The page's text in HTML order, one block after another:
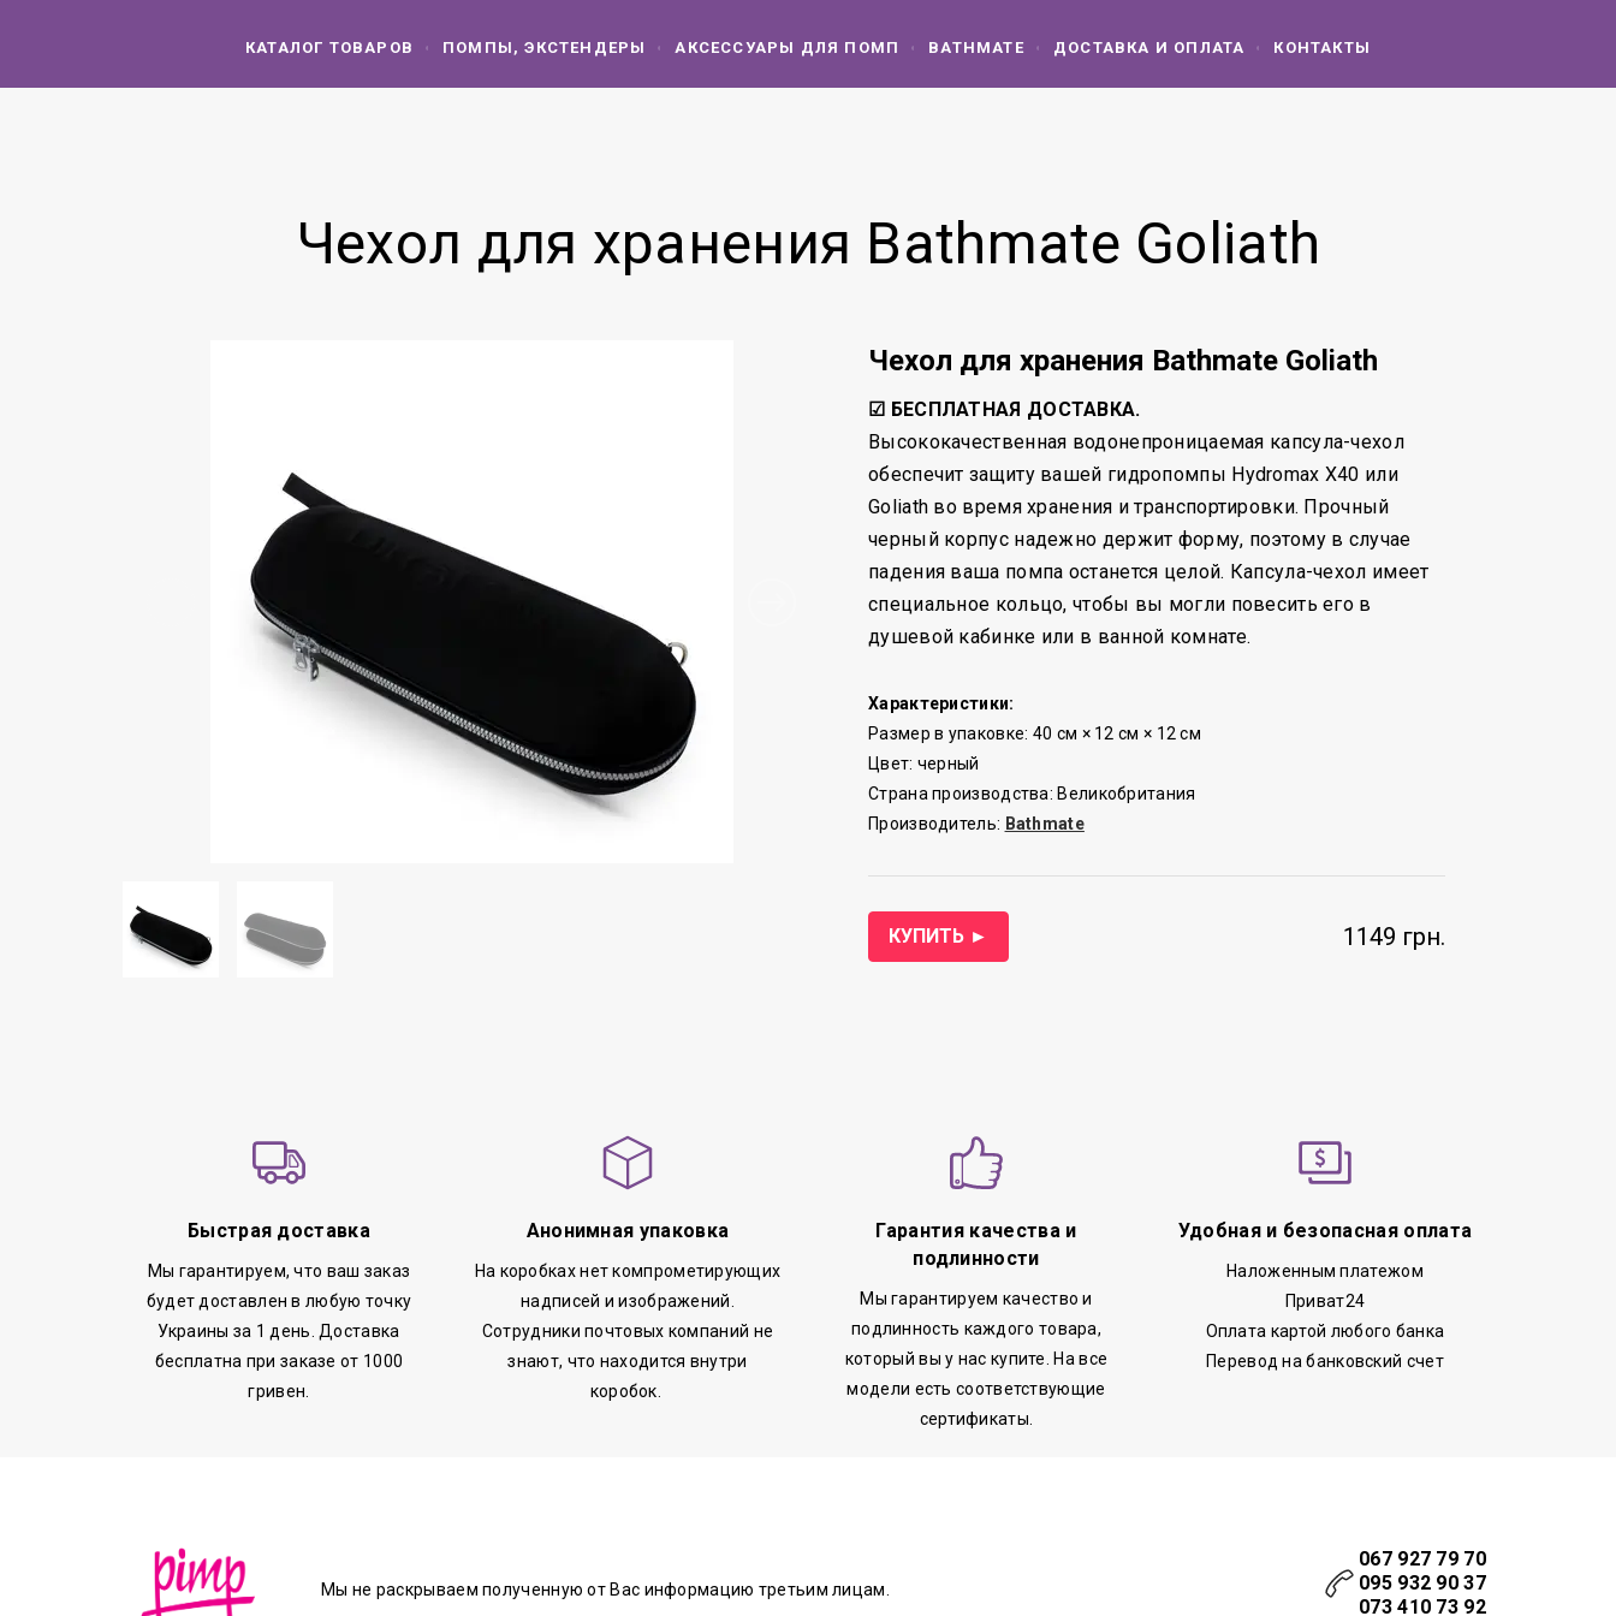
КАТАЛОГ ТОВАРОВ ПОМПЫ, ЭКСТЕНДЕРЫ АКСЕССУАРЫ ДЛЯ ПОМП BATHMATE ДОСТАВКА И ОПЛАТА КОНТАКТЫ
Чехол для хранения Bathmate Goliath
Чехол для хранения Bathmate Goliath
☑ БЕСПЛАТНАЯ ДОСТАВКА.
Высококачественная водонепроницаемая капсула-чехол
обеспечит защиту вашей гидропомпы Hydromax X40 или
Goliath во время хранения и транспортировки. Прочный
черный корпус надежно держит форму, поэтому в случае
падения ваша помпа останется целой. Капсула-чехол имеет
специальное кольцо, чтобы вы могли повесить его в
душевой кабинке или в ванной комнате.
Характеристики:
Размер в упаковке: 40 см × 12 см × 12 см
Цвет: черный
Страна производства: Великобритания
Производитель: Bathmate
КУПИТЬ ► 1149 грн.
Быстрая доставка
Мы гарантируем, что ваш заказ
будет доставлен в любую точку
Украины за 1 день. Доставка
бесплатна при заказе от 1000
гривен.
Анонимная упаковка
На коробках нет компрометирующих
надписей и изображений.
Сотрудники почтовых компаний не
знают, что находится внутри
коробок.
Гарантия качества и
подлинности
Мы гарантируем качество и
подлинность каждого товара,
который вы у нас купите. На все
модели есть соответствующие
сертификаты.
Удобная и безопасная оплата
Наложенным платежом
Приват24
Оплата картой любого банка
Перевод на банковский счет
Мы не раскрываем полученную от Вас информацию третьим лицам.
067 927 79 70
095 932 90 37
073 410 73 92